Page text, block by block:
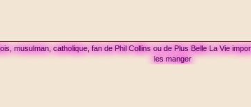
musulman, catholique, fan de Phil Collins ou de Plus Belle La Vie
les manger